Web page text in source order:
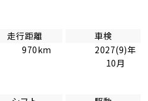
走行距離
970km
車検
2027(9)年
10月